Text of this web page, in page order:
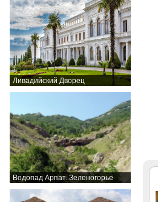
Ливадийский Дворец
Водопад Арпат. Зеленогорье